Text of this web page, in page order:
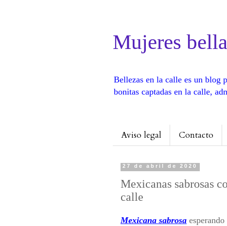
Mujeres
Bellezas en la calle es un blog
bonitas captadas en la calle,
Aviso legal Contacto
27 de abril de 2020
Mexicanas sabrosas
calle
Mexicana sabrosa